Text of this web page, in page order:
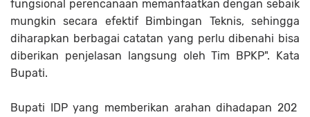
fungsional perencanaan memanfaatkan dengan sebaik
mungkin secara efektif Bimbingan Teknis, sehingga
diharapkan berbagai catatan yang perlu dibenahi bisa
diberikan penjelasan langsung oleh Tim BPKP". Kata
Bupati.
Bupati IDP yang memberikan arahan dihadapan 202